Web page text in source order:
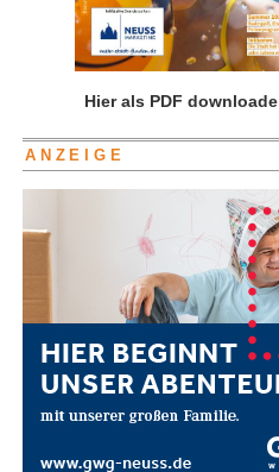
Hier als PDF
ANZEIGE